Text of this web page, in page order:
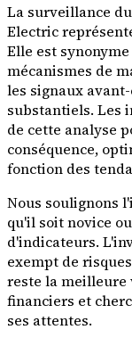
La surveillance
Electric
Elle est
mécanismes de
les signaux
substantiels. Les
de cette analyse
conséquence,
fonction des
Nous soulignons
qu'il soit novice
d'indicateurs.
exempt de
reste la meilleure
financiers et
ses attentes.